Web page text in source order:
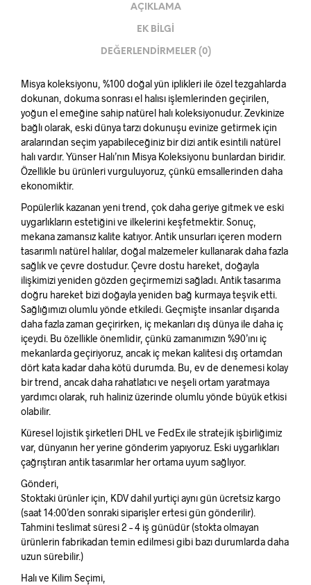
AÇIKLAMA
EK BILGI
DEĞERLENDIRMELER (0)
Misya koleksiyonu, %100 doğal yün iplikleri ile özel tezgahlarda
dokunan, dokuma sonrası el halısı işlemlerinden geçirilen,
yoğun el emeğine sahip natürel halı koleksiyonudur. Zevkinize
bağlı olarak, eski dünya tarzı dokunuşu evinize getirmek için
aralarından seçim yapabileceğiniz bir dizi antik esintili natürel
halı vardır. Yünser Halı’nın Misya Koleksiyonu bunlardan biridir.
Özellikle bu ürünleri vurguluyoruz, çünkü emsallerinden daha
ekonomiktir.
Popülerlik kazanan yeni trend, çok daha geriye gitmek ve eski
uygarlıkların estetiğini ve ilkelerini keşfetmektir. Sonuç,
mekana zamansız kalite katıyor. Antik unsurları içeren modern
tasarımlı natürel halılar, doğal malzemeler kullanarak daha fazla
sağlık ve çevre dostudur. Çevre dostu hareket, doğayla
ilişkimizi yeniden gözden geçirmemizi sağladı. Antik tasarıma
doğru hareket bizi doğayla yeniden bağ kurmaya teşvik etti.
Sağlığımızı olumlu yönde etkiledi. Geçmişte insanlar dışarıda
daha fazla zaman geçirirken, iç mekanları dış dünya ile daha iç
içeydi. Bu özellikle önemlidir, çünkü zamanımızın %90’ını iç
mekanlarda geçiriyoruz, ancak iç mekan kalitesi dış ortamdan
dört kata kadar daha kötü durumda. Bu, ev de denemesi kolay
bir trend, ancak daha rahatlatıcı ve neşeli ortam yaratmaya
yardımcı olarak, ruh haliniz üzerinde olumlu yönde büyük etkisi
olabilir.
Küresel lojistik şirketleri DHL ve FedEx ile stratejik işbirliğimiz
var, dünyanın her yerine gönderim yapıyoruz. Eski uygarlıkları
çağrıştıran antik tasarımlar her ortama uyum sağlıyor.
Gönderi,
Stoktaki ürünler için, KDV dahil yurtiçi aynı gün ücretsiz kargo
(saat 14:00’den sonraki siparişler ertesi gün gönderilir).
Tahmini teslimat süresi 2 – 4 iş günüdür (stokta olmayan
ürünlerin fabrikadan temin edilmesi gibi bazı durumlarda daha
uzun sürebilir.)
Halı ve Kilim Seçimi,